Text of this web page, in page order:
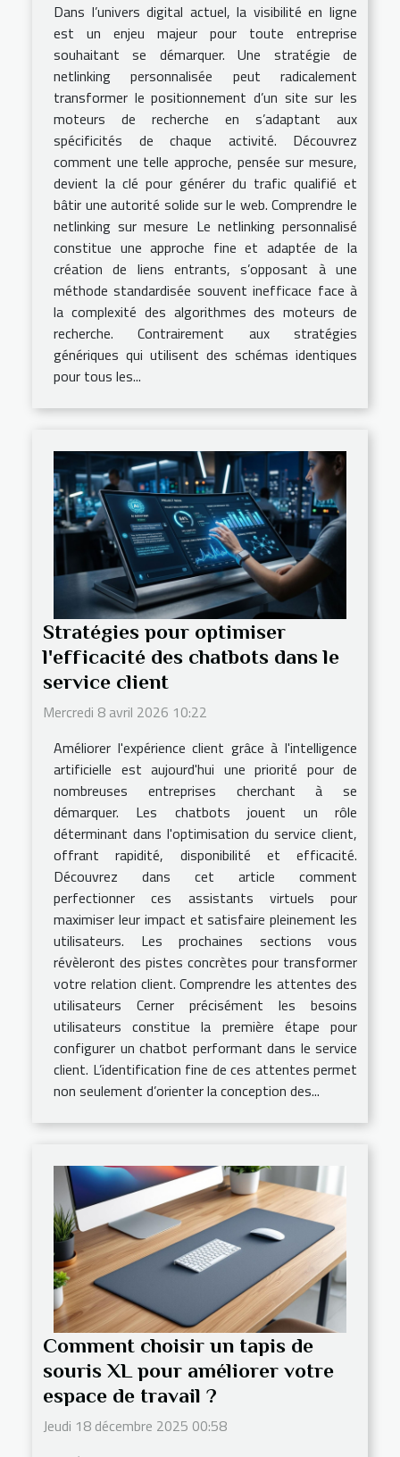
Dans l’univers digital actuel, la visibilité en ligne
est un enjeu majeur pour toute entreprise
souhaitant se démarquer. Une stratégie de
netlinking personnalisée peut radicalement
transformer le positionnement d’un site sur les
moteurs de recherche en s’adaptant aux
spécificités de chaque activité. Découvrez
comment une telle approche, pensée sur mesure,
devient la clé pour générer du trafic qualifié et
bâtir une autorité solide sur le web. Comprendre le
netlinking sur mesure Le netlinking personnalisé
constitue une approche fine et adaptée de la
création de liens entrants, s’opposant à une
méthode standardisée souvent inefficace face à
la complexité des algorithmes des moteurs de
recherche. Contrairement aux stratégies
génériques qui utilisent des schémas identiques
pour tous les...
Stratégies pour optimiser
l'efficacité des chatbots dans le
service client
Mercredi 8 avril 2026 10:22
Améliorer l'expérience client grâce à l'intelligence
artificielle est aujourd'hui une priorité pour de
nombreuses entreprises cherchant à se
démarquer. Les chatbots jouent un rôle
déterminant dans l'optimisation du service client,
offrant rapidité, disponibilité et efficacité.
Découvrez dans cet article comment
perfectionner ces assistants virtuels pour
maximiser leur impact et satisfaire pleinement les
utilisateurs. Les prochaines sections vous
révèleront des pistes concrètes pour transformer
votre relation client. Comprendre les attentes des
utilisateurs Cerner précisément les besoins
utilisateurs constitue la première étape pour
configurer un chatbot performant dans le service
client. L’identification fine de ces attentes permet
non seulement d’orienter la conception des...
Comment choisir un tapis de
souris XL pour améliorer votre
espace de travail ?
Jeudi 18 décembre 2025 00:58